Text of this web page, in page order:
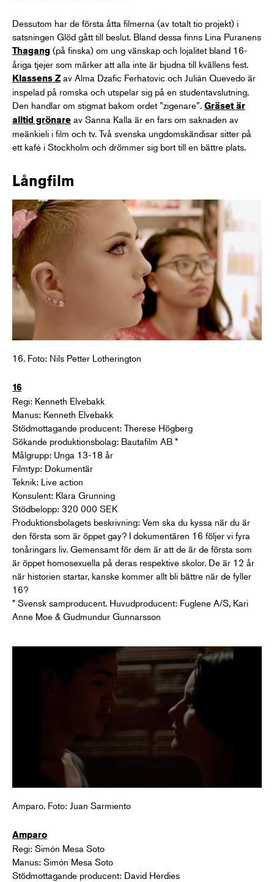
Dessutom har de första åtta filmerna (av totalt tio projekt) i
satsningen Glöd gått till beslut. Bland dessa finns Lina Puranens
Thagang (på finska) om ung vänskap och lojalitet bland 16-
åriga tjejer som märker att alla inte är bjudna till kvällens fest.
Klassens Zav Alma Dzafic Ferhatovic och Julián Quevedo är
inspelad på romska och utspelar sig på en studentavslutning.
Den handlar om stigmat bakom ordet ”zigenare”. Gräset är
alltid grönare av Sanna Kalla är en fars om saknaden av
meänkieli i film och tv. Två svenska ungdomskändisar sitter på
ett kafé i Stockholm och drömmer sig bort till en bättre plats.
Långfilm
16. Foto: Nils Petter Lotherington
16
Regi: Kenneth Elvebakk
Manus: Kenneth Elvebakk
Stödmottagande producent: Therese Högberg
Sökande produktionsbolag: Bautafilm AB *
Målgrupp: Unga 13-18 år
Filmtyp: Dokumentär
Teknik: Live action
Konsulent: Klara Grunning
Stödbelopp: 320 000 SEK
Produktionsbolagets beskrivning: Vem ska du kyssa när du är
den första som är öppet gay? I dokumentären 16 följer vi fyra
tonåringars liv. Gemensamt för dem är att de är de första som
är öppet homosexuella på deras respektive skolor. De är 12 år
när historien startar, kanske kommer allt bli bättre när de fyller
16?
* Svensk samproducent. Huvudproducent: Fuglene A/S, Kari
Anne Moe & Gudmundur Gunnarsson
Amparo. Foto: Juan Sarmiento
Amparo
Regi: Simón Mesa Soto
Manus: Simón Mesa Soto
Stödmottagande producent: David Herdies